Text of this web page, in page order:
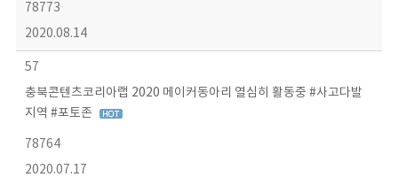
78773
2020.08.14
57
충북콘텐츠코리아랩 2020 메이커동아리 열심히 활동중 #사고다발
지역 #포토존
78764
2020.07.17